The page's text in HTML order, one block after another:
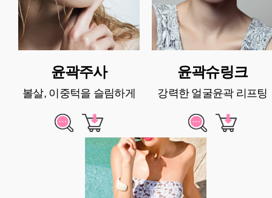
윤곽주사
볼살, 이중턱을 슬림하게
윤곽슈링크
강력한 얼굴윤곽 리프팅